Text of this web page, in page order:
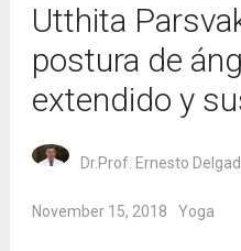
Utthita
postura de
extendido y
Dr.Prof. Ernesto
November 15, 2018 Yoga